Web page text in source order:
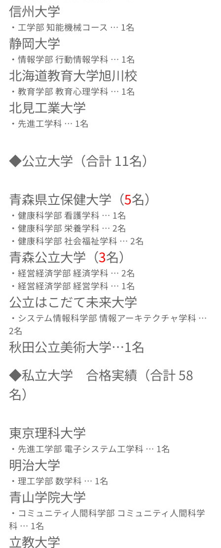
信州大学
・工学部 知能機械コース … 1名
静岡大学
・情報学部 行動情報学科 … 1名
北海道教育大学旭川校
・教育学部 教育心理学科 … 1名
北見工業大学
・先進工学科 … 1名
◆公立大学（合計 11名）
青森県立保健大学（5名）
・健康科学部 看護学科 … 1名
・健康科学部 栄養学科 … 2名
・健康科学部 社会福祉学科 … 2名
青森公立大学（3名）
・経営経済学部 経済学科 … 2名
・経営経済学部 経営学科 … 1名
公立はこだて未来大学
・システム情報科学部 情報アーキテクチャ学科 …
2名
秋田公立美術大学…1名
◆私立大学 合格実績（合計 58
名）
東京理科大学
・先進工学部 電子システム工学科 … 1名
明治大学
・理工学部 数学科 … 1名
青山学院大学
・コミュニティ人間科学部 コミュニティ人間科学
科 … 1名
立教大学